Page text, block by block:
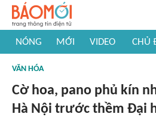
NÓNG MỚI VIDEO CHỦ
#Khám phá thế giới
VĂN HÓA
Cờ hoa, pano phủ kín
Hà Nội trước thềm Đại